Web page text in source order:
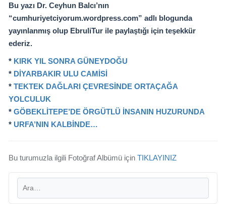
Bu yazı Dr. Ceyhun Balcı’nın
“cumhuriyetciyorum.wordpress.com” adlı blogunda
yayınlanmış olup EbruliTur ile paylaştığı için teşekkür
ederiz.
* KIRK YIL SONRA GÜNEYDOĞU
* DİYARBAKIR ULU CAMİSİ
* TEKTEK DAĞLARI ÇEVRESİNDE ORTAÇAĞA
YOLCULUK
* GÖBEKLİTEPE’DE ÖRGÜTLÜ İNSANIN HUZURUNDA
* URFA’NIN KALBİNDE…
Bu turumuzla ilgili Fotoğraf Albümü için TIKLAYINIZ